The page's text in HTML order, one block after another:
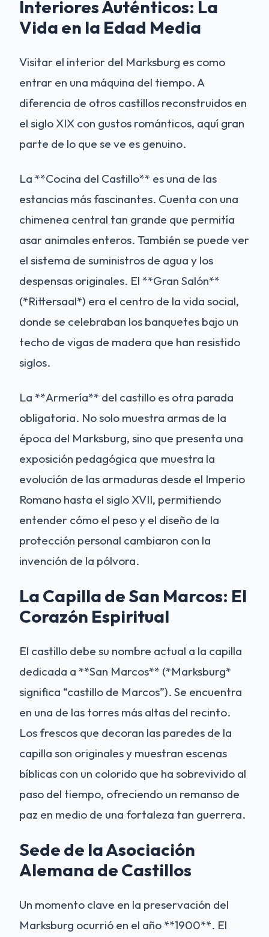
Interiores Auténticos: La
Vida en la Edad Media
Visitar el interior del Marksburg es como
entrar en una máquina del tiempo. A
diferencia de otros castillos reconstruidos en
el siglo XIX con gustos románticos, aquí gran
parte de lo que se ve es genuino.
La **Cocina del Castillo** es una de las
estancias más fascinantes. Cuenta con una
chimenea central tan grande que permitía
asar animales enteros. También se puede ver
el sistema de suministros de agua y los
despensas originales. El **Gran Salón**
(*Rittersaal*) era el centro de la vida social,
donde se celebraban los banquetes bajo un
techo de vigas de madera que han resistido
siglos.
La **Armería** del castillo es otra parada
obligatoria. No solo muestra armas de la
época del Marksburg, sino que presenta una
exposición pedagógica que muestra la
evolución de las armaduras desde el Imperio
Romano hasta el siglo XVII, permitiendo
entender cómo el peso y el diseño de la
protección personal cambiaron con la
invención de la pólvora.
La Capilla de San Marcos: El
Corazón Espiritual
El castillo debe su nombre actual a la capilla
dedicada a **San Marcos** (*Marksburg*
significa “castillo de Marcos”). Se encuentra
en una de las torres más altas del recinto.
Los frescos que decoran las paredes de la
capilla son originales y muestran escenas
bíblicas con un colorido que ha sobrevivido al
paso del tiempo, ofreciendo un remanso de
paz en medio de una fortaleza tan guerrera.
Sede de la Asociación
Alemana de Castillos
Un momento clave en la preservación del
Marksburg ocurrió en el año **1900**. El